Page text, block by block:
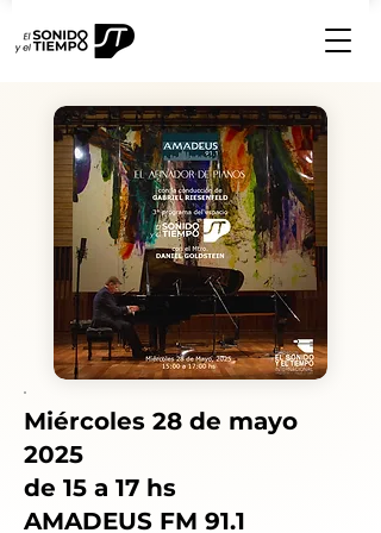
Miércoles 28 de mayo
2025
de 15 a 17 hs
AMADEUS FM 91.1